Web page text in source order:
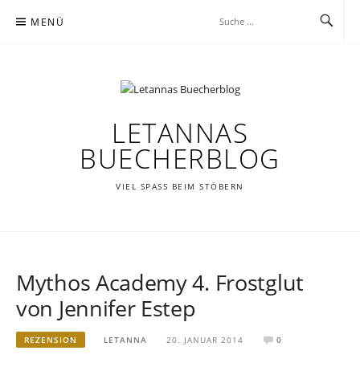
Inhalt MENÜ
LETANNAS
BUECHERBLOG
VIEL SPASS BEIM STÖBERN
Mythos Academy 4. Frostglut
von Jennifer Estep
REZENSION LETANNA 20. JANUAR 2014 0